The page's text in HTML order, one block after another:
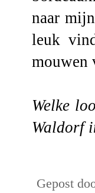
naar
leuk
mouwen
Welke
Waldorf
Gepost